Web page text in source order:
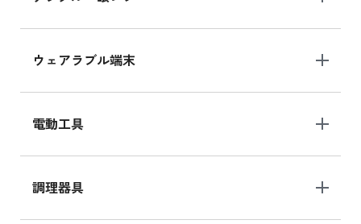
ウェアラブル端末
電動工具
調理器具